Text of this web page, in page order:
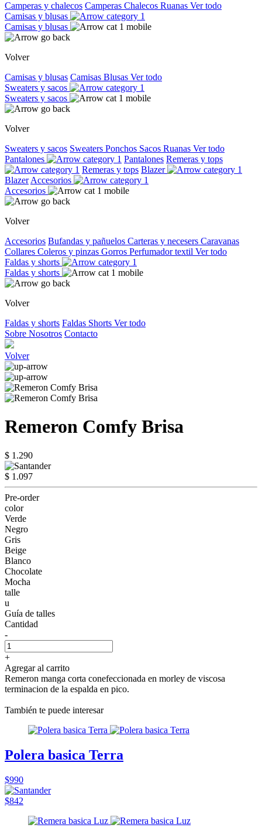
Camperas y chalecos Camperas Chalecos Ruanas Ver todo
Camisas y blusas
Camisas y blusas
Volver
Camisas y blusas Camisas Blusas Ver todo
Sweaters y sacos
Sweaters y sacos
Volver
Sweaters y sacos Sweaters Ponchos Sacos Ruanas Ver todo
Pantalones
Pantalones Remeras y tops
Remeras y tops Blazer
Blazer Accesorios
Accesorios
Volver
Accesorios Bufandas y pañuelos Carteras y necesers Caravanas
Collares Coleros y pinzas Gorros Perfumador textil Ver todo
Faldas y shorts
Faldas y shorts
Volver
Faldas y shorts Faldas Shorts Ver todo
Sobre Nosotros Contacto
Volver
Remeron Comfy Brisa
$ 1.290
$ 1.097
Pre-order
color
Verde
Negro
Gris
Beige
Blanco
Chocolate
Mocha
talle
u
Guía de talles
Cantidad
-
+
Agregar al carrito
Remeron manga corta conefeccionada en morley de viscosa
terminacion de la espalda en pico.
También te puede interesar
Polera basica Terra
$990
$842